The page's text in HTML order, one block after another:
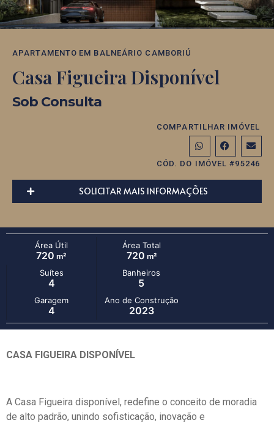
APARTAMENTO EM BALNEÁRIO CAMBORIÚ
Casa Figueira Disponível
Sob Consulta
COMPARTILHAR IMÓVEL
CÓD. DO IMÓVEL #95246
SOLICITAR MAIS INFORMAÇÕES
Área Útil
720 m²
Área Total
720 m²
Suítes
4
Banheiros
5
Garagem
4
Ano de Construção
2023
CASA FIGUEIRA DISPONÍVEL
A Casa Figueira disponível, redefine o conceito de moradia
de alto padrão, unindo sofisticação, inovação e